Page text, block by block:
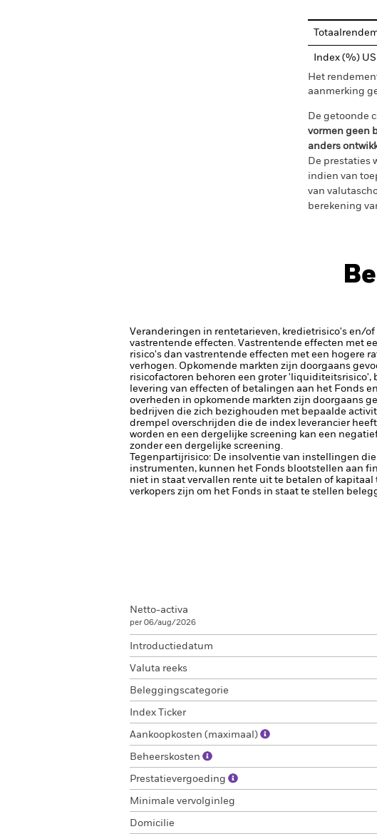
Index (%)
Het
aanmerking
De getoonde
vormen geen
anders
De prestaties
indien van
van
berekening
Veranderingen in rentetarieven, kredietrisico's en/
vastrentende effecten. Vastrentende effecten met
risico's dan vastrentende effecten met een hogere
verhogen. Opkomende markten zijn doorgaans
risicofactoren behoren een groter
levering van effecten of betalingen aan het Fonds
overheden in opkomende markten zijn doorgaans
bedrijven die zich bezighouden met bepaalde
drempel overschrijden die de index leverancier
worden en een dergelijke screening kan een
zonder een dergelijke screening.
Tegenpartijrisico: De insolventie van instellingen
instrumenten, kunnen het Fonds blootstellen aan
niet in staat vervallen rente uit te betalen of kapitaal
verkopers zijn om het Fonds in staat te stellen
Netto-activa
per 06/aug/2026
Introductiedatum
Valuta reeks
Beleggingscategorie
Index Ticker
Aankoopkosten (maximaal)
Beheerskosten
Prestatievergoeding
Minimale vervolginleg
Domicilie